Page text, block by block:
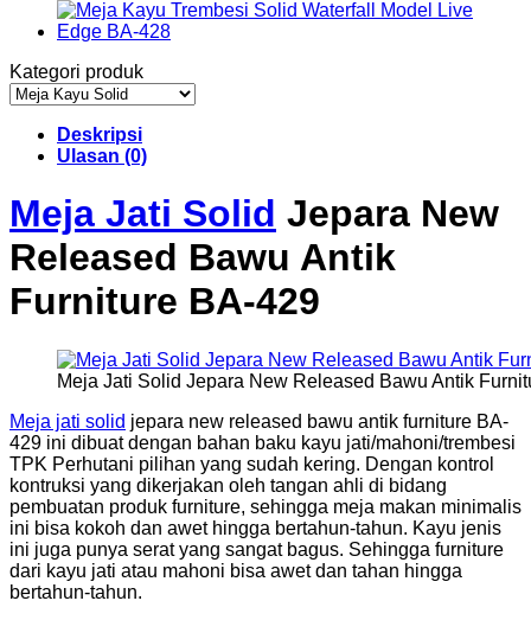
Kategori produk
Deskripsi
Ulasan (0)
Meja Jati Solid Jepara New
Released Bawu Antik
Furniture BA-429
Meja Jati Solid Jepara New Released Bawu Antik
Meja jati solid jepara new released bawu antik furniture BA-
429 ini dibuat dengan bahan baku kayu jati/mahoni/trembesi
TPK Perhutani pilihan yang sudah kering. Dengan kontrol
kontruksi yang dikerjakan oleh tangan ahli di bidang
pembuatan produk furniture, sehingga meja makan minimalis
ini bisa kokoh dan awet hingga bertahun-tahun. Kayu jenis
ini juga punya serat yang sangat bagus. Sehingga furniture
dari kayu jati atau mahoni bisa awet dan tahan hingga
bertahun-tahun.